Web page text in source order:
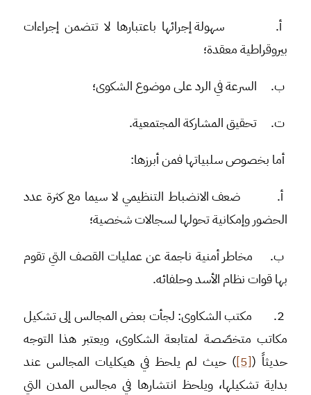
أ‌.سهولة إجرائها باعتبارها لا تتضمن إجراءات
بيروقراطية معقدة؛
ب‌. السرعة في الرد على موضوع الشكوى؛
ت‌. تحقيق المشاركة المجتمعية.
أما بخصوص سلبياتها فمن أبرزها:
أ‌.ضعف الانضباط التنظيمي لا سيما مع كثرة عدد
الحضور وإمكانية تحولها لسجالات شخصية؛
ب‌. مخاطر أمنية ناجمة عن عمليات القصف التي تقوم
بها قوات نظام الأسد وحلفائه.
مكتب الشكاوى: لجأت بعض المجالس إلى تشكيل
مكاتب متخصّصة لمتابعة الشكاوى، ويعتبر هذا التوجه
حديثاً ([5]) حيث لم يلحظ في هيكليات المجالس عند
بداية تشكيلها، ويلحظ انتشارها في مجالس المدن التي